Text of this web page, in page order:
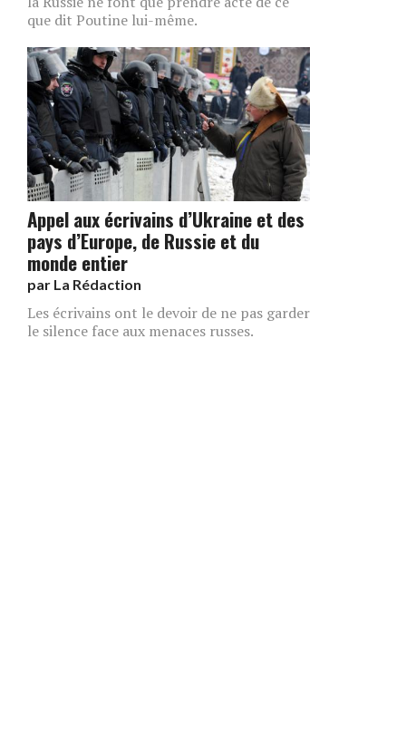
que dit Poutine lui-même.
Appel aux écrivains d’Ukraine et des
pays d’Europe, de Russie et du
monde entier
par La Rédaction
Les écrivains ont le devoir de ne pas garder
le silence face aux menaces russes.